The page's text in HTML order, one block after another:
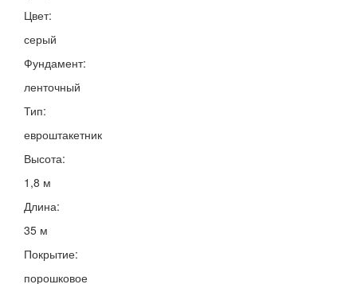
Цвет:
серый
Фундамент:
ленточный
Тип:
евроштакетник
Высота:
1,8 м
Длина:
35 м
Покрытие:
порошковое